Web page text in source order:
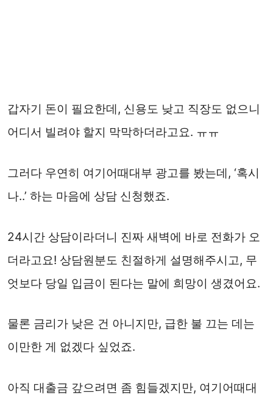
갑자기 돈이 필요한데, 신용도 낮고 직장도 없으니
어디서 빌려야 할지 막막하더라고요. ㅠㅠ
그러다 우연히 여기어때대부 광고를 봤는데, ‘혹시
나..’ 하는 마음에 상담 신청했죠.
24시간 상담이라더니 진짜 새벽에 바로 전화가 오
더라고요! 상담원분도 친절하게 설명해주시고, 무
엇보다 당일 입금이 된다는 말에 희망이 생겼어요.
물론 금리가 낮은 건 아니지만, 급한 불 끄는 데는
이만한 게 없겠다 싶었죠.
아직 대출금 갚으려면 좀 힘들겠지만, 여기어때대